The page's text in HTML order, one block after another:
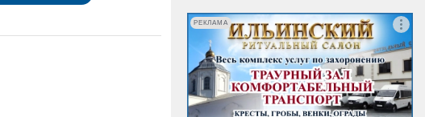
РЕКЛАМА